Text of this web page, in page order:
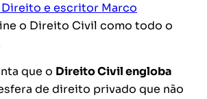
e escritor Marco
o Direito Civil como todo o
que o Direito Civil engloba
de direito privado que não